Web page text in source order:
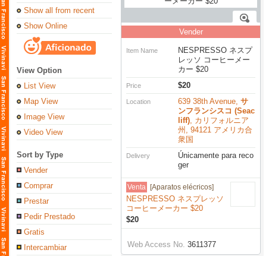
Show all from recent
Show Online
View Option
List View
Map View
Image View
Video View
Sort by Type
Vender
Comprar
Prestar
Pedir Prestado
Gratis
Intercambiar
Vender
Item Name
NESPRESSO ネスプ
レッソ コーヒーメー
カー $20
Price $20
Location 639 38th Avenue, サ
ンフランシスコ (Seac
liff), カリフォルニア
州, 94121 アメリカ合
衆国
Delivery
Únicamente para reco
ger
Venta [Aparatos elécricos]
NESPRESSO ネスプレッソ
コーヒーメーカー $20
$20
Web Access No. 3611377